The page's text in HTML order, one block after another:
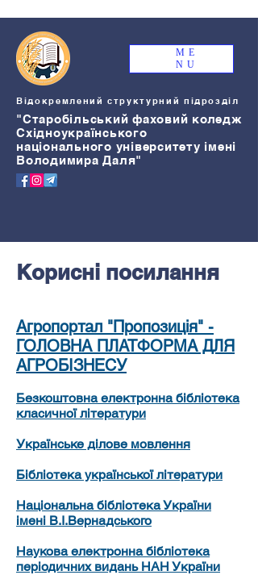
ME
NU
Відокремлений структурний підрозділ
"Старобільський фаховий коледж
Східноукраїнського
національного університету імені
Володимира Даля"
Корисні посилання
Агропортал "Пропозиція" -
ГОЛОВНА ПЛАТФОРМА ДЛЯ
АГРОБІЗНЕСУ
Безкоштовна електронна бібліотека
класичної літератури
Українське ділове мовлення
Бібліотека української літератури
Національна бібліотека України
імені В.І.Вернадського
Наукова електронна бібліотека
періодичних видань НАН України